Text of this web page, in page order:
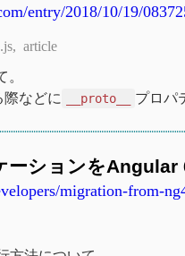
entry/2018/10/19/
article
などに
__proto__ プロパ
ションをAngular
migration-from-